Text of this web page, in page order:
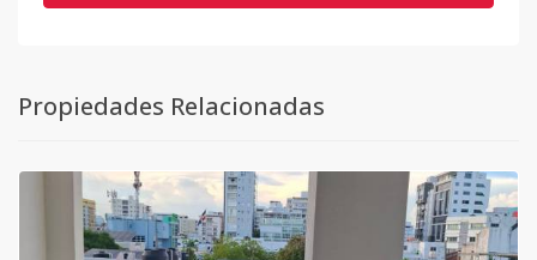
Propiedades Relacionadas